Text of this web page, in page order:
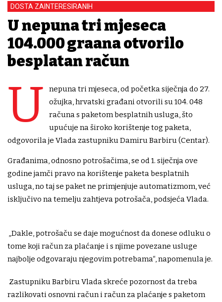
DOSTA ZAINTERESIRANIH
U nepuna tri mjeseca
104.000 građana otvorilo
besplatan račun
U
nepuna tri mjeseca, od početka siječnja do 27.
ožujka, hrvatski građani otvorili su 104. 048
računa s paketom besplatnih usluga, što
upućuje na široko korištenje tog paketa,
odgovorila je Vlada zastupniku Damiru Barbiru (Centar).
Građanima, odnosno potrošačima, se od 1. siječnja ove
godine jamči pravo na korištenje paketa besplatnih
usluga, no taj se paket ne primjenjuje automatizmom, već
isključivo na temelju zahtjeva potrošača, podsjeća Vlada.
„Dakle, potrošaču se daje mogućnost da donese odluku o
tome koji račun za plaćanje i s njime povezane usluge
najbolje odgovaraju njegovim potrebama“, napomenula je.
Zastupniku Barbiru Vlada skreće pozornost da treba
razlikovati osnovni račun i račun za plaćanje s paketom